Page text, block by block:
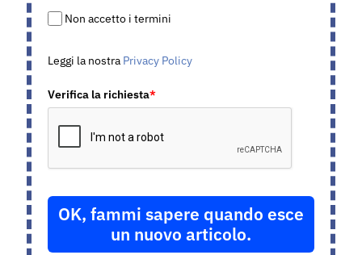
Non accetto i termini
Leggi la nostra Privacy Policy
Verifica la richiesta*
OK, fammi sapere quando esce
un nuovo articolo.